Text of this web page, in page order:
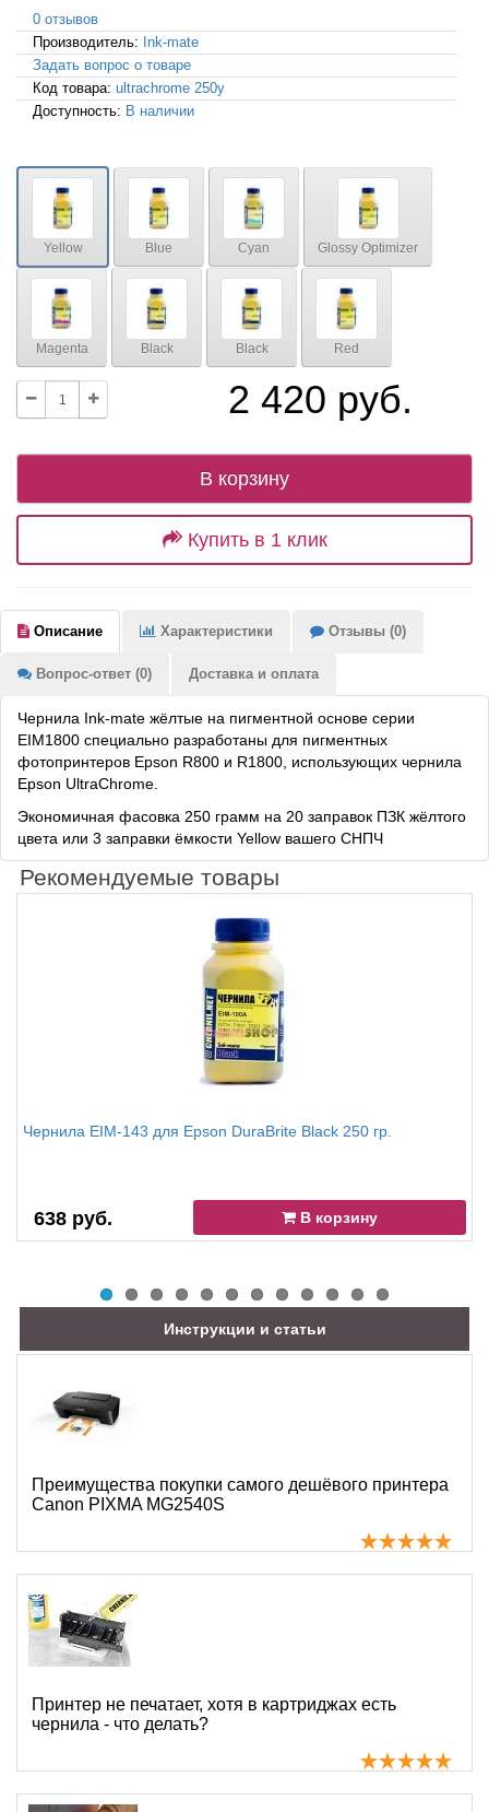
0 отзывов
Производитель: Ink-mate
Задать вопрос о товаре
Код товара: ultrachrome 250y
Доступность: В наличии
Yellow Blue Cyan Glossy Optimizer
Magenta Black Black Red
2 420 руб.
В корзину
Купить в 1 клик
Описание Характеристики Отзывы (0)
Вопрос-ответ (0) Доставка и оплата
Чернила Ink-mate жёлтые на пигментной основе серии
EIM1800 специально разработаны для пигментных
фотопринтеров Epson R800 и R1800, использующих чернила
Epson UltraChrome.
Экономичная фасовка 250 грамм на 20 заправок ПЗК жёлтого
цвета или 3 заправки ёмкости Yellow вашего СНПЧ
Рекомендуемые товары
Чернила EIM-143 для Epson DuraBrite Black 250 гр.
638 руб. В корзину
Инструкции и статьи
Преимущества покупки самого дешёвого принтера
Canon PIXMA MG2540S
Принтер не печатает, хотя в картриджах есть
чернила - что делать?